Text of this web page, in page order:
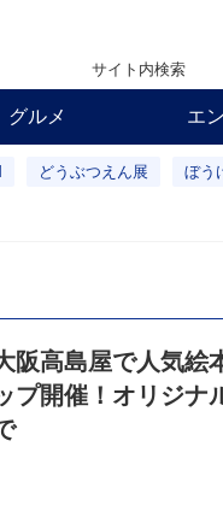
サイト内検索
グルメ エ
どうぶつえん展 ぼう
阪高島屋で人気絵
プ開催！オリジ